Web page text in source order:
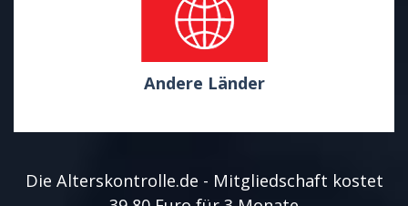
Andere Länder
Die Alterskontrolle.de - Mitgliedschaft kostet